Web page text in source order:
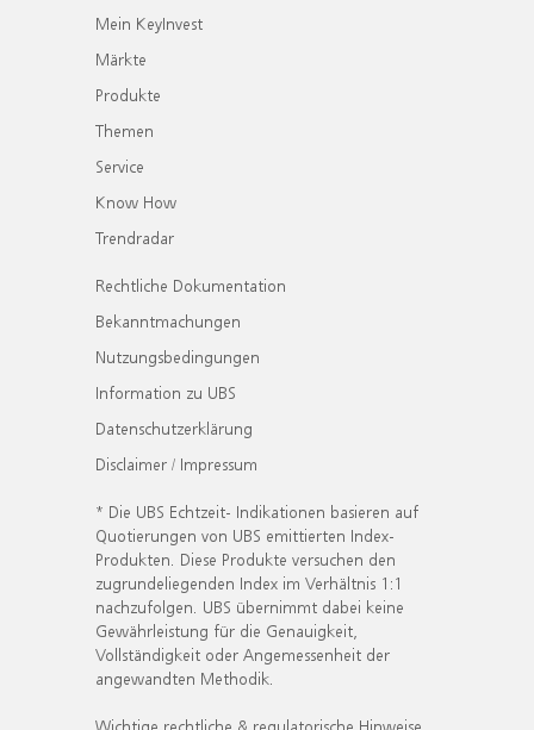
Mein KeyInvest
Märkte
Produkte
Themen
Service
Know How
Trendradar
Rechtliche Dokumentation
Bekanntmachungen
Nutzungsbedingungen
Information zu UBS
Datenschutzerklärung
Disclaimer / Impressum
* Die UBS Echtzeit- Indikationen basieren auf
Quotierungen von UBS emittierten Index-
Produkten. Diese Produkte versuchen den
zugrundeliegenden Index im Verhältnis 1:1
nachzufolgen. UBS übernimmt dabei keine
Gewährleistung für die Genauigkeit,
Vollständigkeit oder Angemessenheit der
angewandten Methodik.